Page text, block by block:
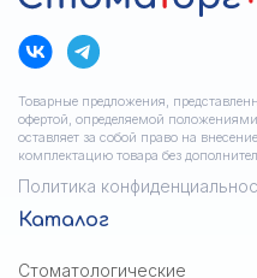
Товарные предложения,
офертой, определяемой
оставляет за собой право на
комплектацию товара без
Политика
Каталог
Стоматологические